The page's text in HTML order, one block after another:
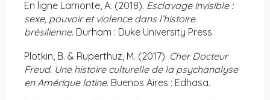
En ligne Lamonte, A. (2018). Esclavage invisible :
sexe, pouvoir et violence dans l’histoire
brésilienne. Durham : Duke University Press.
Plotkin, B. & Ruperthuz, M. (2017). Cher Docteur
Freud. Une histoire culturelle de la psychanalyse
en Amérique latine. Buenos Aires : Edhasa.